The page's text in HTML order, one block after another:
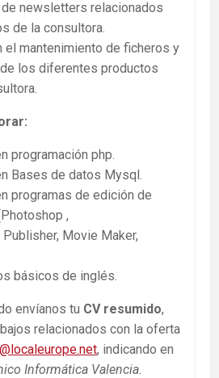
newsletters relacionados
de la consultora.
el mantenimiento de ficheros y
los diferentes productos
programación php.
Bases de datos Mysql.
programas de edición de
,
Movie Maker,
básicos de inglés.
envíanos tu CV resumido,
relacionados con la oferta
, indicando en
Informática Valencia.